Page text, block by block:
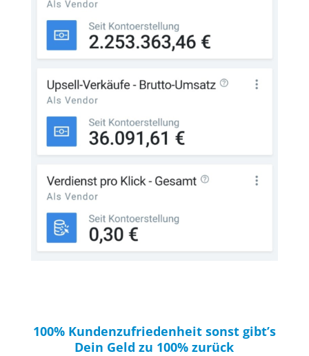
100% Kundenzufriedenheit sonst gibt’s
Dein Geld zu 100% zurück